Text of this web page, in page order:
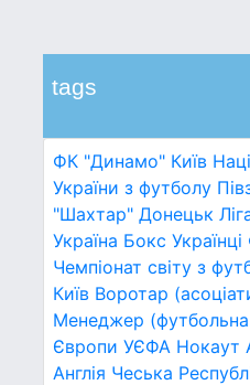
tags
ФК "Динамо" Київ
України з футболу
"Шахтар" Донецьк
Україна Бокс Українці
Чемпіонат світу з
Київ Воротар
Менеджер (футбольна
Європи УЄФА Нокаут
Англія Чеська